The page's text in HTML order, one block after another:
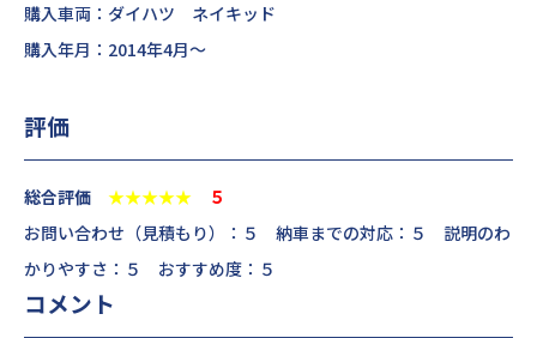
購入車両：ダイハツ ネイキッド
購入年月：2014年4月～
評価
総合評価 ★★★★★
５
お問い合わせ（見積もり）：５ 納車までの対応：５ 説明のわ
かりやすさ：５ おすすめ度：５
コメント